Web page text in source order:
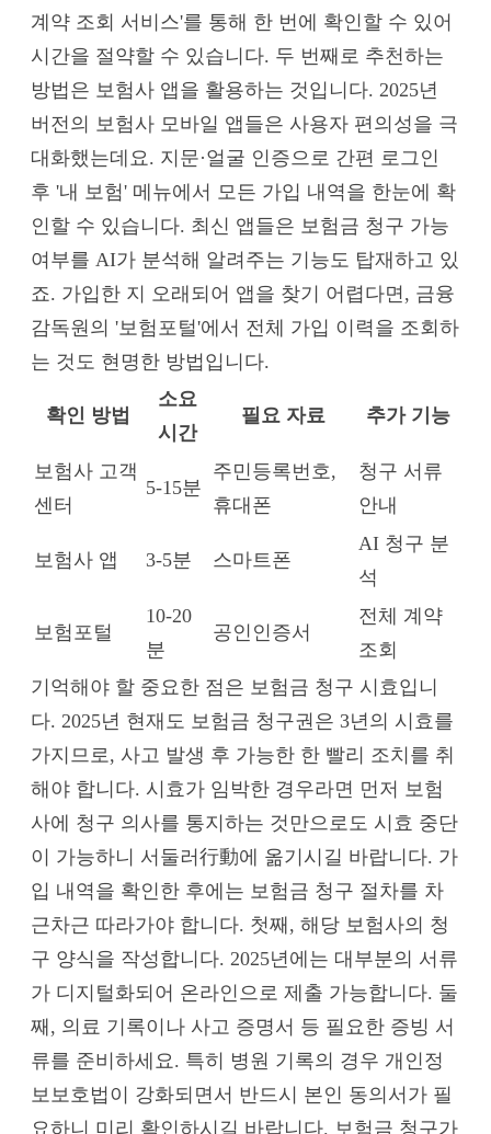
계약 조회 서비스'를 통해 한 번에 확인할 수 있어
시간을 절약할 수 있습니다. 두 번째로 추천하는
방법은 보험사 앱을 활용하는 것입니다. 2025년
버전의 보험사 모바일 앱들은 사용자 편의성을 극
대화했는데요. 지문·얼굴 인증으로 간편 로그인
후 '내 보험' 메뉴에서 모든 가입 내역을 한눈에 확
인할 수 있습니다. 최신 앱들은 보험금 청구 가능
여부를 AI가 분석해 알려주는 기능도 탑재하고 있
죠. 가입한 지 오래되어 앱을 찾기 어렵다면, 금융
감독원의 '보험포털'에서 전체 가입 이력을 조회하
는 것도 현명한 방법입니다.
확인 방법
소요
시간
필요 자료 추가 기능
보험사 고객
센터
5-15분
주민등록번호,
휴대폰
청구 서류
안내
보험사 앱 3-5분 스마트폰
AI 청구 분
석
보험포털
10-20
분
공인인증서
전체 계약
조회
기억해야 할 중요한 점은 보험금 청구 시효입니
다. 2025년 현재도 보험금 청구권은 3년의 시효를
가지므로, 사고 발생 후 가능한 한 빨리 조치를 취
해야 합니다. 시효가 임박한 경우라면 먼저 보험
사에 청구 의사를 통지하는 것만으로도 시효 중단
이 가능하니 서둘러行動에 옮기시길 바랍니다. 가
입 내역을 확인한 후에는 보험금 청구 절차를 차
근차근 따라가야 합니다. 첫째, 해당 보험사의 청
구 양식을 작성합니다. 2025년에는 대부분의 서류
가 디지털화되어 온라인으로 제출 가능합니다. 둘
째, 의료 기록이나 사고 증명서 등 필요한 증빙 서
류를 준비하세요. 특히 병원 기록의 경우 개인정
보보호법이 강화되면서 반드시 본인 동의서가 필
요하니 미리 확인하시길 바랍니다. 보험금 청구가